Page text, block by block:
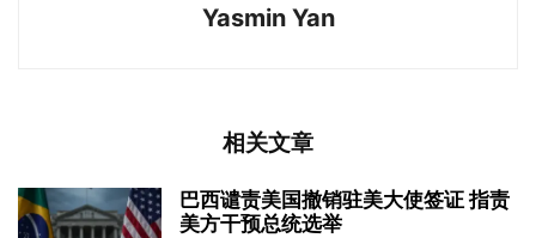
Yasmin Yan
相关文章
巴西谴责美国撤销驻美大使签证 指责
美方干预总统选举